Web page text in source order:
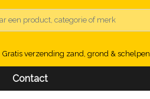
Gratis verzending zand, grond & schelpen
Contact